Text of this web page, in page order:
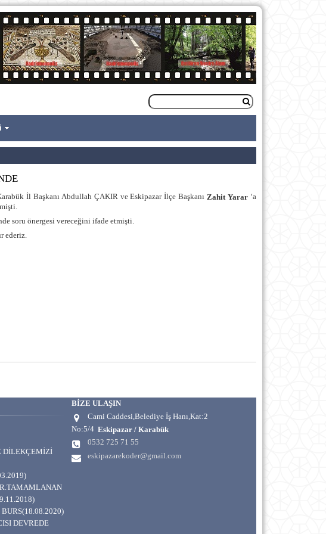
İl Başkanı Abdullah ÇAKIR ve Eskipazar İlçe Başkanı Zahit Yarar ‘a
soru önergesi vereceğini ifade etmişti.
ederiz.
DİLEKÇEMİZİ
DEVREDE
BİZE ULAŞIN
Cami Caddesi,Belediye İş Hanı,Kat:2
No:5/4 Eskipazar / Karabük
0532 725 71 55
eskipazarekoder@gmail.com